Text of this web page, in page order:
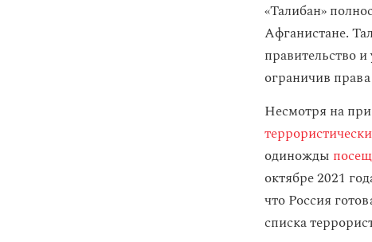
«Талибан»
Афганистане.
правительство
ограничив
Несмотря на
одиножды
октябре 2021
что Россия
списка